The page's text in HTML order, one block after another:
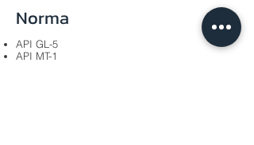
Norma
API GL-5
API MT-1